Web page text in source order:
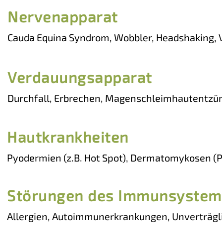
dissecans (OCD), Ellbogendysplasie (ED),
coronoideus (FPC), Kreuzbandriss,
spines, Fehlstellungen, Gelenksfüllungen
Nervenapparat
Cauda Equina Syndrom, Wobbler,
Verdauungsapparat
Durchfall, Erbrechen,
Hautkrankheiten
Pyodermien (z.B. Hot Spot), Dermatomykosen
Störungen des Immunsystem
Allergien, Autoimmunerkrankungen,